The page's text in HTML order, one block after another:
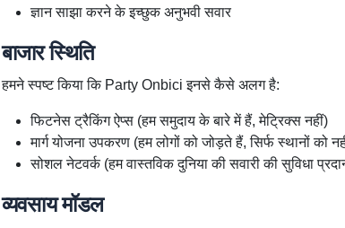
ज्ञान साझा करने के इच्छुक अनुभवी सवार
बाजार स्थिति
हमने स्पष्ट किया कि Party Onbici इनसे कैसे अलग है:
फिटनेस ट्रैकिंग ऐप्स (हम समुदाय के बारे में हैं, मेट्रिक्स नहीं)
मार्ग योजना उपकरण (हम लोगों को जोड़ते हैं, सिर्फ स्थानों को
सोशल नेटवर्क (हम वास्तविक दुनिया की सवारी की सुविधा
व्यवसाय मॉडल